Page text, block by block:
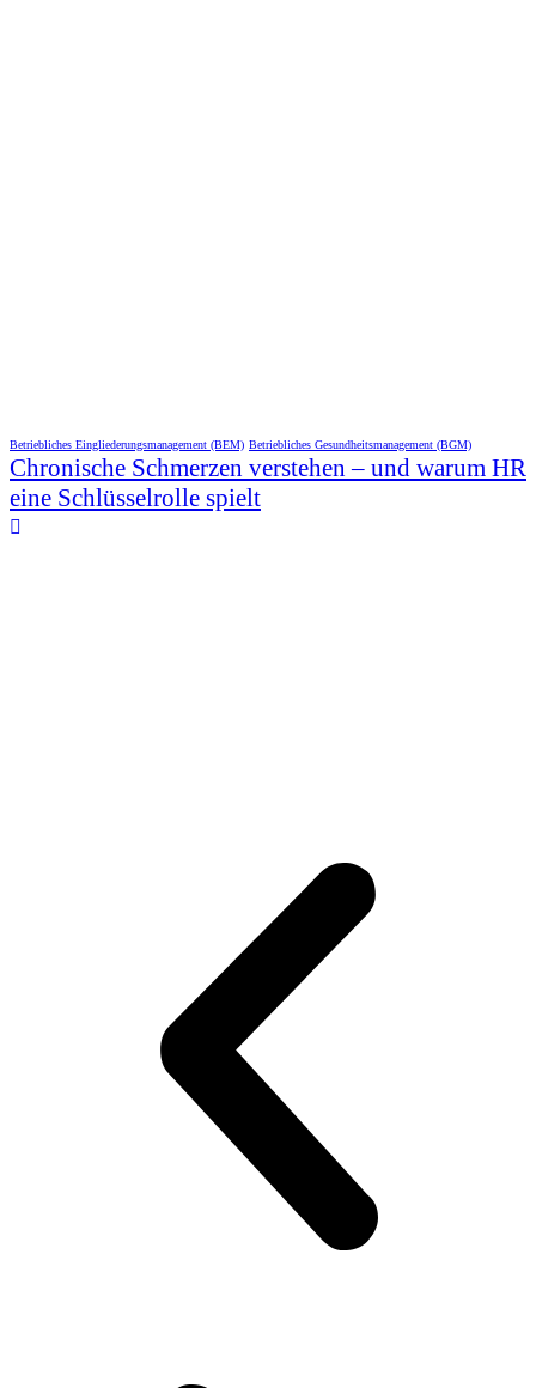
Betriebliches Eingliederungsmanagement (BEM) Betriebliches Gesundheitsmanagement (BGM)
Chronische Schmerzen verstehen – und warum HR
eine Schlüsselrolle spielt
